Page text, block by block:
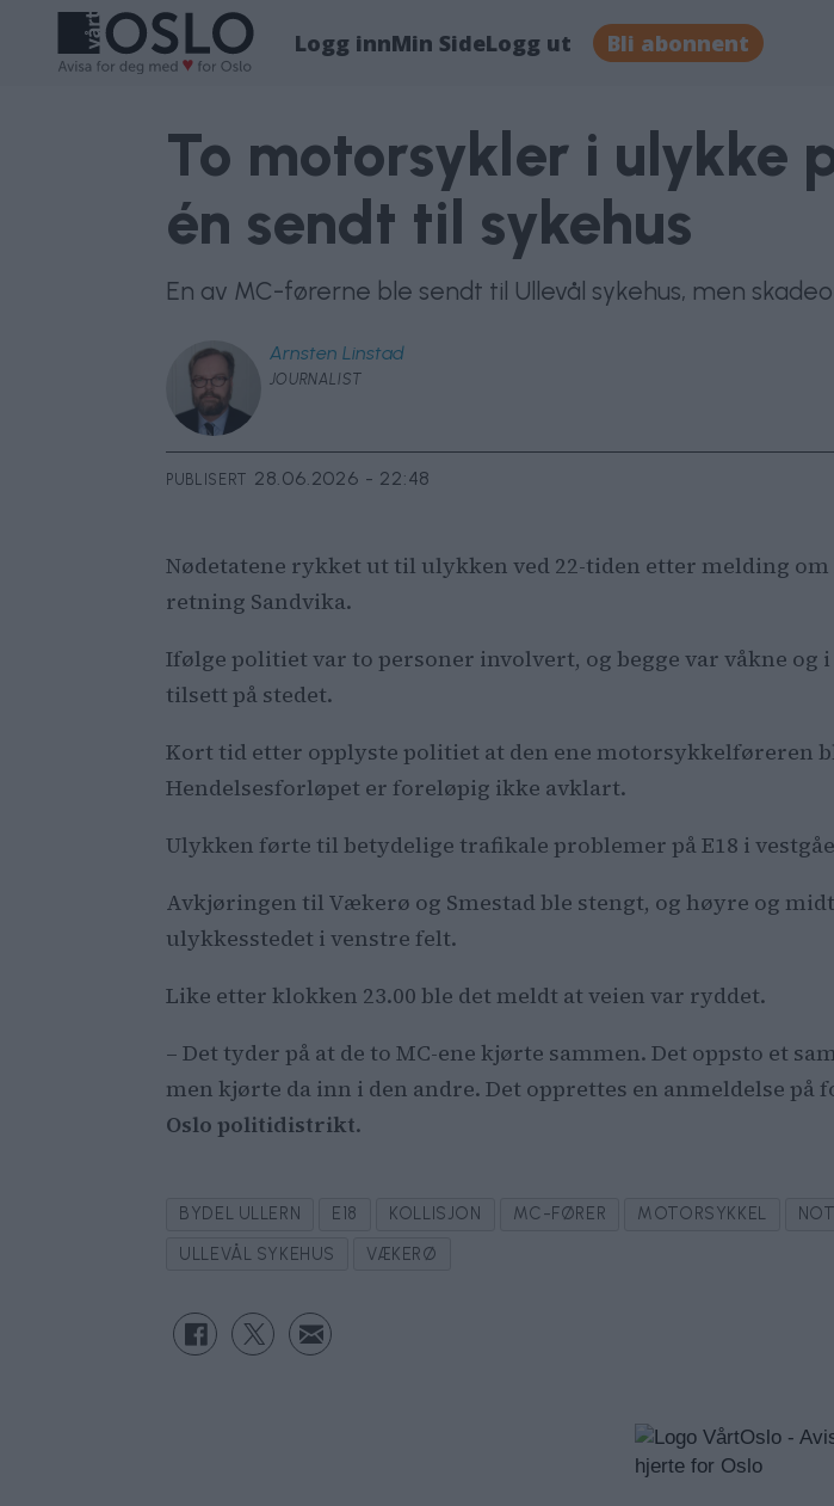
Logg innMin SideLogg ut Bli abonnent
To motorsykler i ulykke
én sendt til sykehus
En av MC-førerne ble sendt til Ullevål sykehus, men
Arnsten Linstad
JOURNALIST
PUBLISERT 28.06.2026 - 22:48
Nødetatene rykket ut til ulykken ved 22-tiden etter melding
retning Sandvika.
Ifølge politiet var to personer involvert, og begge var våkne og
tilsett på stedet.
Kort tid etter opplyste politiet at den ene motorsykkelføreren
Hendelsesforløpet er foreløpig ikke avklart.
Ulykken førte til betydelige trafikale problemer på E18 i
Avkjøringen til Vækerø og Smestad ble stengt, og høyre og
ulykkesstedet i venstre felt.
Like etter klokken 23.00 ble det meldt at veien var ryddet.
– Det tyder på at de to MC-ene kjørte sammen. Det oppsto et
men kjørte da inn i den andre. Det opprettes en anmeldelse
Oslo politidistrikt.
BYDEL ULLERN E18 KOLLISJON MC-FØRER MOTORSYKKEL
ULLEVÅL SYKEHUS
VÆKERØ